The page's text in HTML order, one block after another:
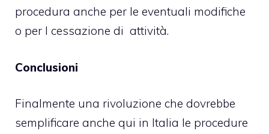
procedura anche per le eventuali modifiche
o per l cessazione di attività.
Conclusioni
Finalmente una rivoluzione che dovrebbe
semplificare anche qui in Italia le procedure